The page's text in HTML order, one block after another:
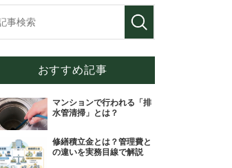
おすすめ記事
マンションで行われる「排
水管清掃」とは？
修繕積立金とは？管理費と
の違いを実務目線で解説